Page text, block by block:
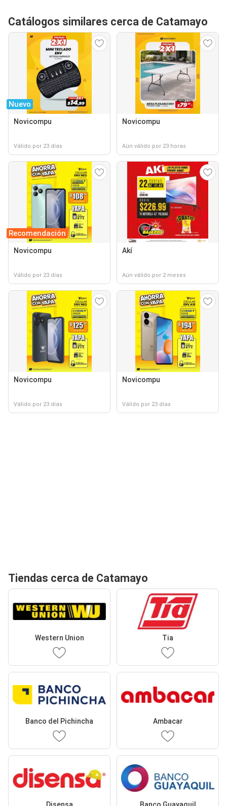
Catálogos similares cerca de Catamayo
Nuevo
Novicompu
Válido por 23 días
Novicompu
Aún válido por 23 horas
Recomendación
Novicompu
Válido por 23 días
Akí
Aún válido por 2 meses
Novicompu
Válido por 23 días
Novicompu
Válido por 23 días
Tiendas cerca de Catamayo
Western Union Tia
Banco del Pichincha Ambacar